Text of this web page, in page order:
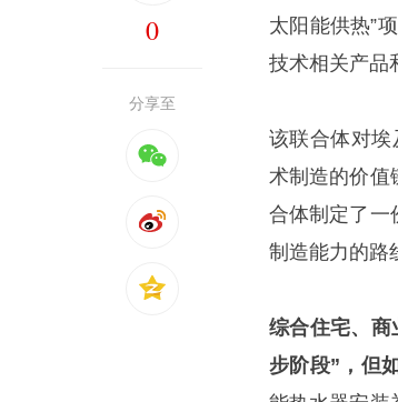
0
分享至
太阳能供热”
技术相关产品
该联合体对
术制造的价值
合体制定了一
制造能力的路
综合住宅、商
步阶段”，但